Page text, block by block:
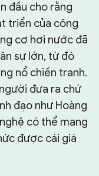
đầu cho rằng
triển của công
cơ hơi nước đã
sự lớn, từ đó
nổ chiến tranh.
đưa ra chứ
đạo như Hoàng
có thể mang
được cái giá